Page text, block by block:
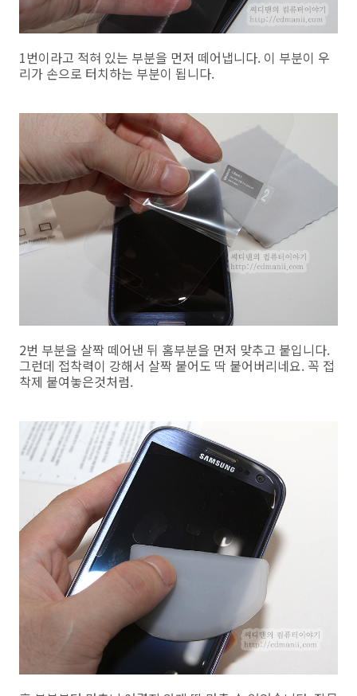
1번이라고 적혀 있는 부분을 먼저 떼어냅니다. 이 부분이 우
리가 손으로 터치하는 부분이 됩니다.
2번 부분을 살짝 떼어낸 뒤 홈부분을 먼저 맞추고 붙입니다.
그런데 접착력이 강해서 살짝 붙어도 딱 붙어버리네요. 꼭 접
착제 붙여놓은것처럼.